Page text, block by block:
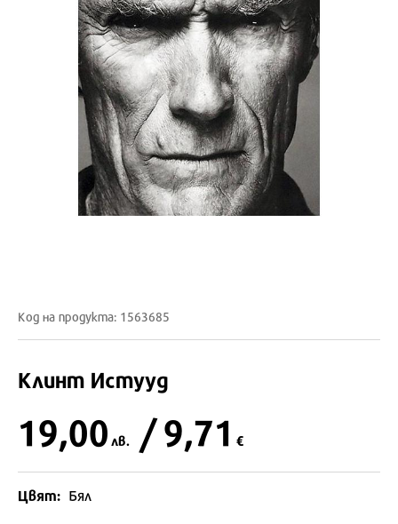
Код на продукта: 1563685
Клинт Истууд
19,00 лв. / 9,71 €
Цвят: Бял